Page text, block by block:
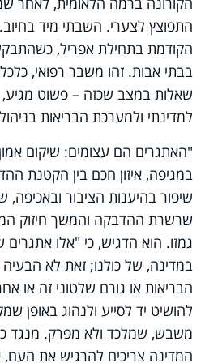
התפוצץ לצערי. השבתי מיד
הקודמת בתחילת אפריל,
בבתי אבות. זהו משבר רפואי,
שאלות במצב שכזה – פשוט מגיע,
למדינתי ולמערכת הבריאות
"האתגרים הם עצומים: שיקום
במגיפה, איזון חכם בין הקטנת
שיפור בהיענות הציבור
שרשרת ההדבקה והמשך חיזוק
גמזו. הוא הדגיש, כי "אלו
במדינה, של כולנו; זאת לא
הבריאות או גורם שלטוני זה או
להושיט יד לסייע ולנהוג באופן
משבש, שמלכד ולא מפרק. מנגד
המדינה צריכים להרגיש את העם,